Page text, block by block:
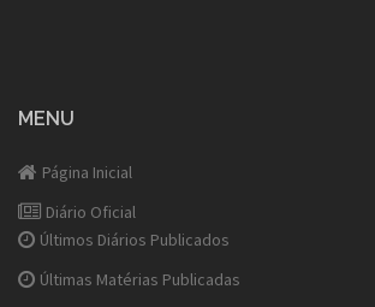
MENU
Página Inicial
Diário Oficial
Últimos Diários Publicados
Últimas Matérias Publicadas